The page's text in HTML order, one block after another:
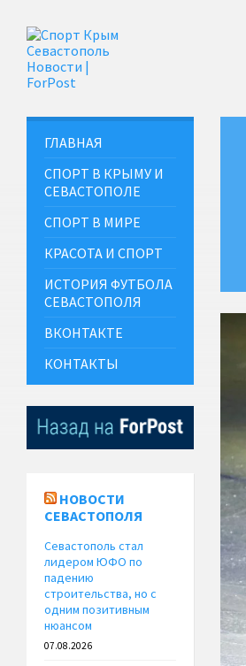
ГЛАВНАЯ
СПОРТ В КРЫМУ И
СЕВАСТОПОЛЕ
СПОРТ В МИРЕ
КРАСОТА И СПОРТ
ИСТОРИЯ ФУТБОЛА
СЕВАСТОПОЛЯ
ВКОНТАКТЕ
КОНТАКТЫ
НОВОСТИ
СЕВАСТОПОЛЯ
Севастополь стал
лидером ЮФО по
падению
строительства, но с
одним позитивным
нюансом
07.08.2026